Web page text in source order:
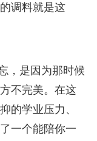
调料就是这
，是因为那时候
不完美。在这
的学业压力、
一个能陪你一